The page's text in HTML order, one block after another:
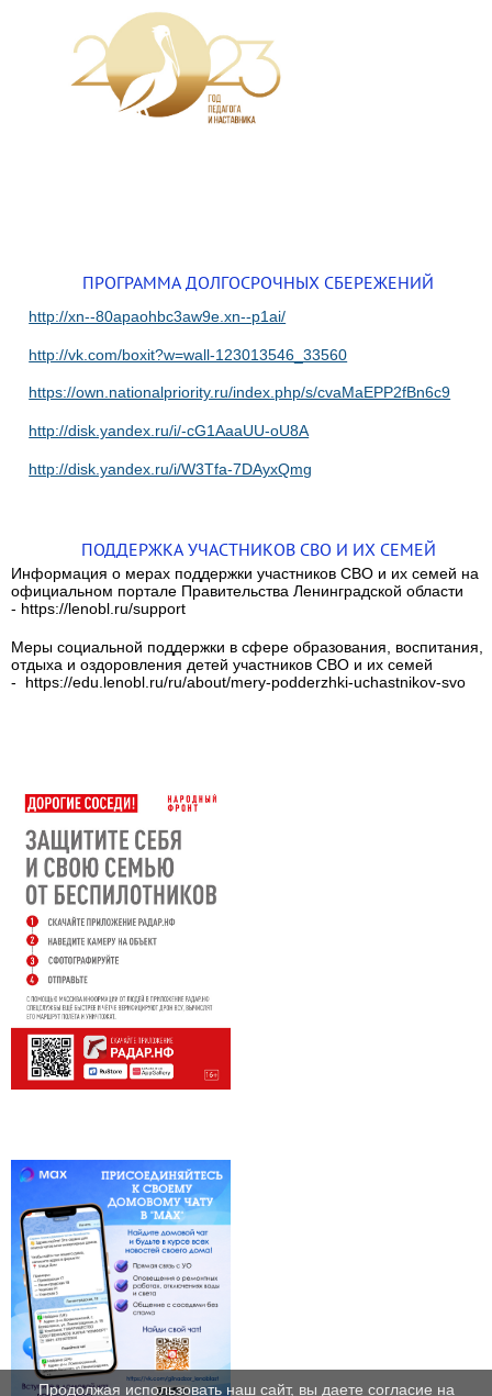
ПРОГРАММА ДОЛГОСРОЧНЫХ СБЕРЕЖЕНИЙ
http://xn--80apaohbc3aw9e.xn--p1ai/
http://vk.com/boxit?w=wall-123013546_33560
https://own.nationalpriority.ru/index.php/s/cvaMaEPP2fBn6c9
http://disk.yandex.ru/i/-cG1AaaUU-oU8A
http://disk.yandex.ru/i/W3Tfa-7DAyxQmg
ПОДДЕРЖКА УЧАСТНИКОВ СВО И ИХ СЕМЕЙ
Информация о мерах поддержки участников СВО и их семей на
официальном портале Правительства Ленинградской области
- https://lenobl.ru/support
Меры социальной поддержки в сфере образования, воспитания,
отдыха и оздоровления детей участников СВО и их семей
- https://edu.lenobl.ru/ru/about/mery-podderzhki-uchastnikov-svo
Продолжая использовать наш сайт, вы даете согласие на